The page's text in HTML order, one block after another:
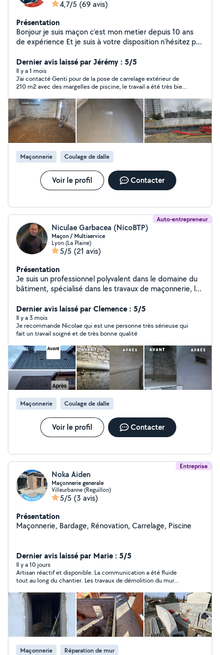
4,7/5 (69 avis)
Présentation
Bonjour je suis maçon c'est mon metier depuis 10 ans
de expérience Et je suis à votre disposition n'hésitez pas
les environs aussi Des petits bricolage Carrelage
Peinture Montage et démontage.... ect
Dernier avis laissé par Jérémy : 5/5
Il y a 1 mois
J’ai contacté Genti pour de la pose de carrelage extérieur de
210 m2 avec des margelles de piscine, le travail a été très bien
recommande Genti qui est de très bons conseils et qui est
très professionnel.
Maçonnerie Coulage de dalle
Voir le profil Contacter
Auto-entrepreneur
Niculae Garbacea (NicoBTP)
Maçon / Multiservice
Lyon (La Plaine)
5/5 (21 avis)
Présentation
Je suis un professionnel polyvalent dans le domaine du
bâtiment, spécialisé dans les travaux de maçonnerie, les
encore plus. Fort de plus de 20 ans d'expérience, quel
que soit votre besoin dans le domaine du bâtiment, je
suis là pour vous aider.
Dernier avis laissé par Clemence : 5/5
Il y a 3 mois
Je recommande Nicolae qui est une personne très sérieuse qui
fait un travail soigné et de très bonne qualité
Maçonnerie Coulage de dalle
Voir le profil Contacter
Entreprise
Noka Aiden
Maçonnerie generale
Villeurbanne (Reguillon)
5/5 (3 avis)
Présentation
Maçonnerie, Bardage, Rénovation, Carrelage, Piscine
Dernier avis laissé par Marie : 5/5
Il y a 10 jours
Artisan réactif et disponible. La communication a été fluide
tout au long du chantier. Les travaux de démolition du mur
conformément à ce qui était prévu. Merci pour le travail réalisé.
Maçonnerie Réparation de mur